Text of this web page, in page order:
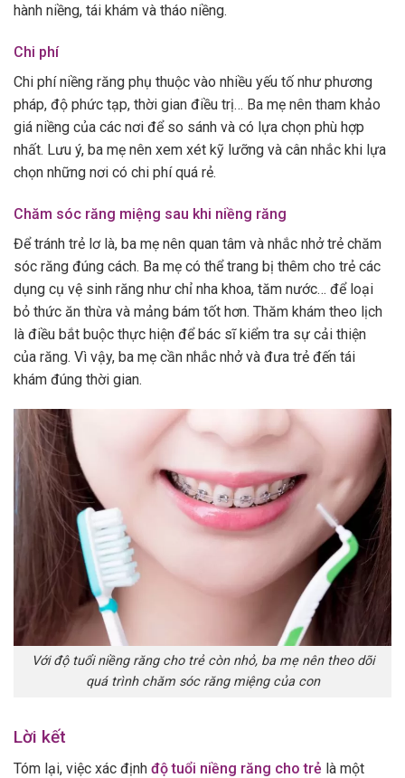
hành niềng, tái khám và tháo niềng.
Chi phí
Chi phí niềng răng phụ thuộc vào nhiều yếu tố như phương
pháp, độ phức tạp, thời gian điều trị… Ba mẹ nên tham khảo
giá niềng của các nơi để so sánh và có lựa chọn phù hợp
nhất. Lưu ý, ba mẹ nên xem xét kỹ lưỡng và cân nhắc khi lựa
chọn những nơi có chi phí quá rẻ.
Chăm sóc răng miệng sau khi niềng răng
Để tránh trẻ lơ là, ba mẹ nên quan tâm và nhắc nhở trẻ chăm
sóc răng đúng cách. Ba mẹ có thể trang bị thêm cho trẻ các
dụng cụ vệ sinh răng như chỉ nha khoa, tăm nước… để loại
bỏ thức ăn thừa và mảng bám tốt hơn. Thăm khám theo lịch
là điều bắt buộc thực hiện để bác sĩ kiểm tra sự cải thiện
của răng. Vì vậy, ba mẹ cần nhắc nhở và đưa trẻ đến tái
khám đúng thời gian.
Với độ tuổi niềng răng cho trẻ còn nhỏ, ba mẹ nên theo dõi
quá trình chăm sóc răng miệng của con
Lời kết
Tóm lại, việc xác định độ tuổi niềng răng cho trẻ là một